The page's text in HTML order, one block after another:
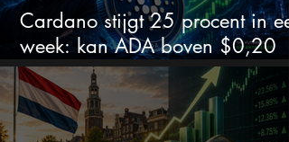
Cardano stijgt 25 procent in
week: kan ADA boven $0,20
blijven?